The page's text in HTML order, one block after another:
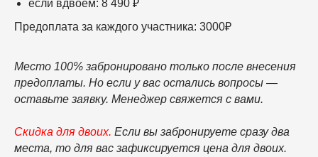
если вдвоем: 8 490 ₽
Предоплата за каждого участника: 3000₽
Место 100% забронировано только после внесения
предоплаты. Но если у вас остались вопросы —
оставьте заявку. Менеджер свяжется с вами.
Скидка для двоих. Если вы забронируете сразу два
места, то для вас зафиксируется цена для двоих.